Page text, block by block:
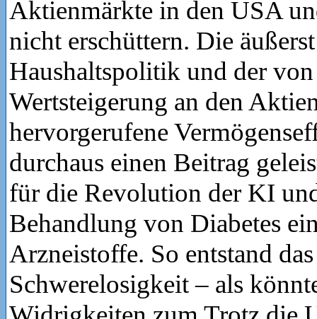
Aktienmärkte in den USA
nicht erschüttern. Die
Haushaltspolitik und der
Wertsteigerung an den
hervorgerufene
durchaus einen Beitrag
für die Revolution der KI
Behandlung von Diabetes
Arzneistoffe. So entstand
Schwerelosigkeit – als